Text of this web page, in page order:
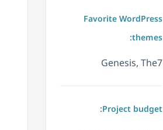
Favorite WordPress
themes:
Genesis, The7
Project budget: